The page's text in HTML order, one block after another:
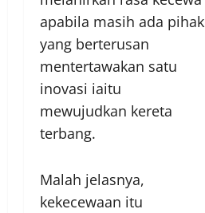
apabila masih ada pihak
yang berterusan
mentertawakan satu
inovasi iaitu
mewujudkan kereta
terbang.
Malah jelasnya,
kekecewaan itu